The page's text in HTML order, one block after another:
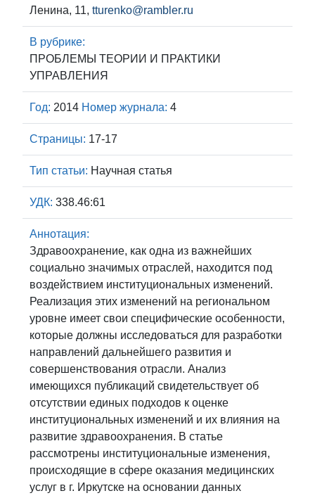
Ленина, 11, tturenko@rambler.ru
В рубрике:
ПРОБЛЕМЫ ТЕОРИИ И ПРАКТИКИ
УПРАВЛЕНИЯ
Год: 2014 Номер журнала: 4
Страницы: 17-17
Тип статьи: Научная статья
УДК: 338.46:61
Аннотация:
Здравоохранение, как одна из важнейших
социально значимых отраслей, находится под
воздействием институциональных изменений.
Реализация этих изменений на региональном
уровне имеет свои специфические особенности,
которые должны исследоваться для разработки
направлений дальнейшего развития и
совершенствования отрасли. Анализ
имеющихся публикаций свидетельствует об
отсутствии единых подходов к оценке
институциональных изменений и их влияния на
развитие здравоохранения. В статье
рассмотрены институциональные изменения,
происходящие в сфере оказания медицинских
услуг в г. Иркутске на основании данных